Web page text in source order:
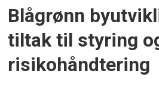
Blågrønn
tiltak til styring
risikohåndtering